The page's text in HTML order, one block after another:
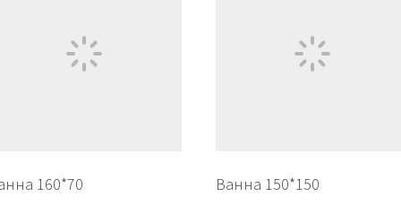
160*70 Ванна 150*150